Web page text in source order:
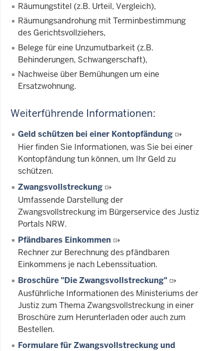
Räumungstitel (z.B. Urteil, Vergleich),
Räumungsandrohung mit Terminbestimmung
des Gerichtsvollziehers,
Belege für eine Unzumutbarkeit (z.B.
Behinderungen, Schwangerschaft),
Nachweise über Bemühungen um eine
Ersatzwohnung.
Weiterführende Informationen:
Geld schützen bei einer Kontopfändung
Hier finden Sie Informationen, was Sie bei einer
Kontopfändung tun können, um Ihr Geld zu
schützen.
Zwangsvollstreckung
Umfassende Darstellung der
Zwangsvollstreckung im Bürgerservice des Justiz
Portals NRW.
Pfändbares Einkommen
Rechner zur Berechnung des pfändbaren
Einkommens je nach Lebenssituation.
Broschüre "Die Zwangsvollstreckung"
Ausführliche Informationen des Ministeriums der
Justiz zum Thema Zwangsvollstreckung in einer
Broschüre zum Herunterladen oder auch zum
Bestellen.
Formulare für Zwangsvollstreckung und